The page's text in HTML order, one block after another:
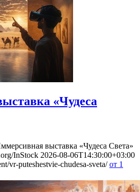
«Чудеса
выставка «Чудеса Света»
InStock 2026-08-06T14:30:00+03:00
vr-puteshestvie-chudesa-sveta/ от 1